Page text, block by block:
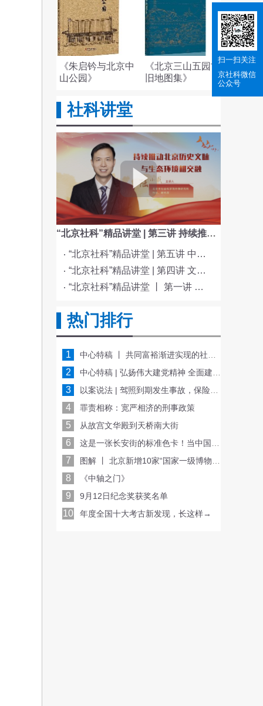
《朱启钤与北京中
山公园》
《北京三山五园古
旧地图集》
社科讲堂
“北京社科”精品讲堂 | 第三讲 持续推动北京历史文脉与生态环境相交融
“北京社科”精品讲堂 | 第五讲 中国电影与文化传统
“北京社科”精品讲堂 | 第四讲 文化与科技融合赋能新质生产力发展
“北京社科”精品讲堂 丨 第一讲 《红楼梦》的北京情缘
热门排行
1 中心特稿 丨 共同富裕渐进实现的社会基础
2 中心特稿 | 弘扬伟大建党精神 全面建设社会主义现代化国家
3 以案说法 | 驾照到期发生事故，保险公司会赔偿吗？
4 罪责相称：宽严相济的刑事政策
5 从故宫文华殿到天桥南大街
6 这是一张长安街的标准色卡！当中国传统色遇见现代建筑——
7 图解 丨 北京新增10家“国家一级博物馆”，有哪些看点？
8 《中轴之门》
9 9月12日纪念奖获奖名单
10 年度全国十大考古新发现，长这样→
扫一扫关注
京社科微信
公众号